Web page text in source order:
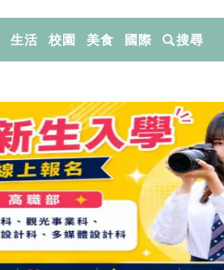
生活 校園 美食 國際 搜尋